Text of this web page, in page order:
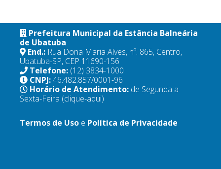
Prefeitura Municipal da Estância Balneária
de Ubatuba
End.: Rua Dona Maria Alves, nº. 865, Centro,
Ubatuba-SP, CEP 11690-156
Telefone: (12) 3834-1000
CNPJ:46.482.857/0001-96
Horário de Atendimento: de Segunda a
Sexta-Feira (clique-aqui)
Termos de Uso e Política de Privacidade